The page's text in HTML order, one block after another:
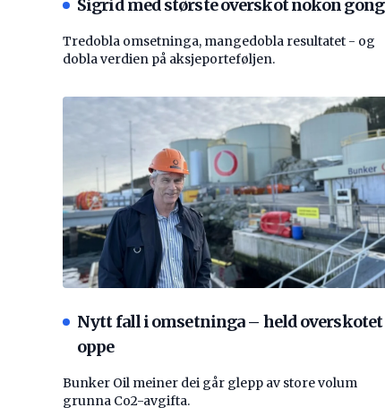
Sigrid med største overskot nokon gong
Tredobla omsetninga, mangedobla resultatet - og
dobla verdien på aksjeporteføljen.
Nytt fall i omsetninga – held overskotet
oppe
Bunker Oil meiner dei går glepp av store volum
grunna Co2-avgifta.